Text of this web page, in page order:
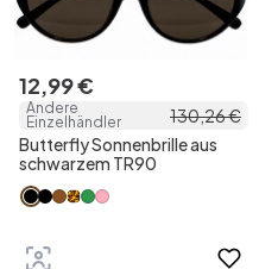
12,99€
Andere
Einzelhändler
130,26€
Butterfly Sonnenbrille aus
schwarzem TR90